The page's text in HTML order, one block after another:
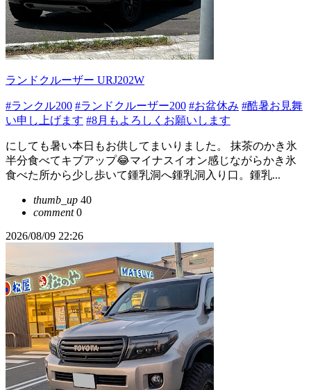
ランドクルーザー URJ202W
#ランクル200 #ランドクルーザー200 #お盆休み #酷暑お見舞
い申し上げます #8月もよろしくお願いします
にしても暑い本日もお供してまいりました。 抹茶のかき氷
半分食べてキブアップ😂マイナスイオン感じながらかき氷
食べた所から少し歩いて鍾乳洞へ鍾乳洞入り口。鍾乳...
thumb_up 40
comment0
2026/08/09 22:26